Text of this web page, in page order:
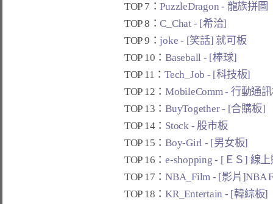
TOP 7：PuzzleDragon - 龍族拼圖
TOP 8：C_Chat - [希洽]
TOP 9：joke - [笑話] 就可板
TOP 10：Baseball - [棒球]
TOP 11：Tech_Job - [科技板]
TOP 12：MobileComm - 行動通
TOP 13：BuyTogether - [合購板]
TOP 14： Stock - 股市板
TOP 15：Boy-Girl - [男女板]
TOP 16：e-shopping - [ＥＳ] 線
TOP 17：NBA_Film - [影片]NBA
TOP 18：KR_Entertain - [韓綜板]